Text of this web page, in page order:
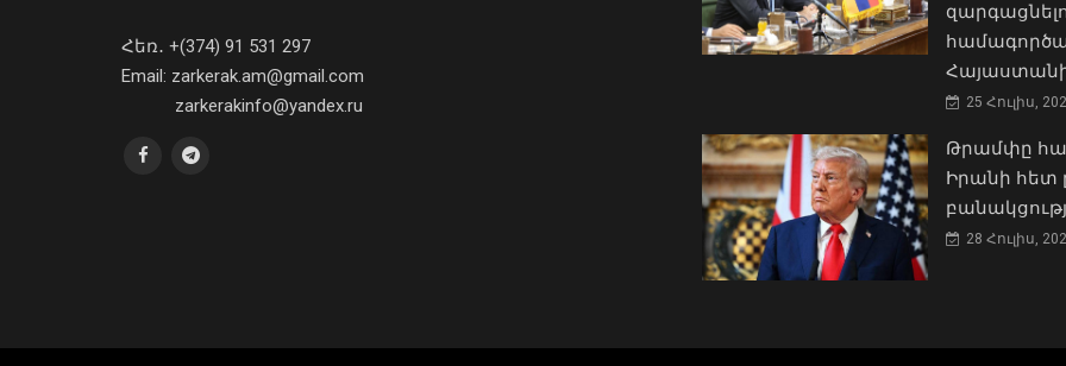
Հեռ․ +(374) 91 531 297
Email: zarkerak.am@gmail.com
zarkerakinfo@yandex.ru
25 Հուլիս,
Թրամփը
Իրանի հետ
28 Հուլիս,